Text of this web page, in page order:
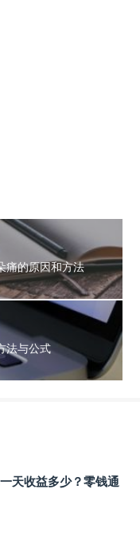
痛的原因和方法
法与公式
天收益多少？零钱通